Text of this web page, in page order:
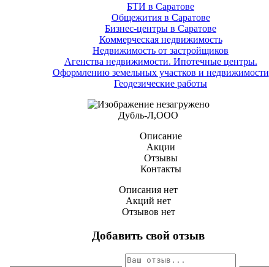
БТИ в Саратове
Общежития в Саратове
Бизнес-центры в Саратове
Коммерческая недвижимость
Недвижимость от застройщиков
Агенства недвижимости. Ипотечные центры.
Оформлению земельных участков и недвижимости
Геодезические работы
Дубль-Л,ООО
Описание
Акции
Отзывы
Контакты
Описания нет
Акций нет
Отзывов нет
Добавить свой отзыв